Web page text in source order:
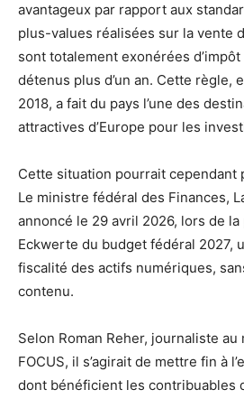
avantageux par rapport aux
plus-values réalisées sur la vente
sont totalement exonérées
détenus plus d’un an. Cette règle,
2018, a fait du pays l’une des
attractives d’Europe pour les
Cette situation pourrait cependant
Le ministre fédéral des Finances,
annoncé le 29 avril 2026, lors de
Eckwerte du budget fédéral 2027,
fiscalité des actifs numériques,
contenu.
Selon Roman Reher, journaliste au
FOCUS, il s’agirait de mettre fin à
dont bénéficient les contribuables